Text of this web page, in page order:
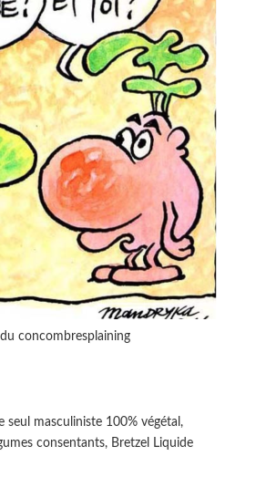
concombresplaining
seul masculiniste 100% végétal,
consentants, Bretzel Liquide